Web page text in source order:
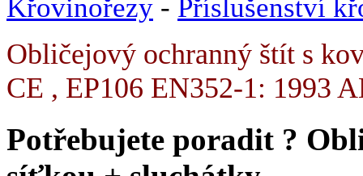
Křovinořezy - Příslušenství
Obličejový ochranný štít s
CE , EP106 EN352-1: 1993
Potřebujete poradit ?